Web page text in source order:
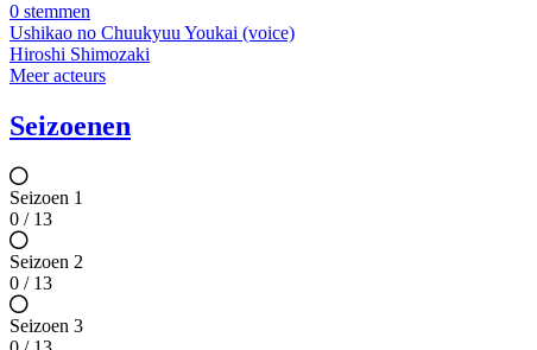
0 stemmen
Ushikao no Chuukyuu Youkai (voice)
Hiroshi Shimozaki
Meer acteurs
Seizoenen
Seizoen 1
0 / 13
Seizoen 2
0 / 13
Seizoen 3